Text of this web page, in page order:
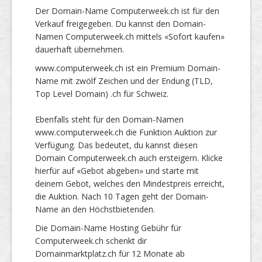
Der Domain-Name Computerweek.ch ist für den
Verkauf freigegeben. Du kannst den Domain-
Namen Computerweek.ch mittels «Sofort kaufen»
dauerhaft übernehmen.
www.computerweek.ch ist ein Premium Domain-
Name mit zwölf Zeichen und der Endung (TLD,
Top Level Domain) .ch für Schweiz.
Ebenfalls steht für den Domain-Namen
www.computerweek.ch die Funktion Auktion zur
Verfügung. Das bedeutet, du kannst diesen
Domain Computerweek.ch auch ersteigern. Klicke
hierfür auf «Gebot abgeben» und starte mit
deinem Gebot, welches den Mindestpreis erreicht,
die Auktion. Nach 10 Tagen geht der Domain-
Name an den Höchstbietenden.
Die Domain-Name Hosting Gebühr für
Computerweek.ch schenkt dir
Domainmarktplatz.ch für 12 Monate ab